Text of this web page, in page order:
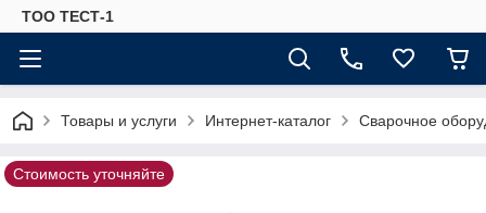
ТОО ТЕСТ-1
Товары и услуги Интернет-каталог Сварочное
Стоимость уточняйте